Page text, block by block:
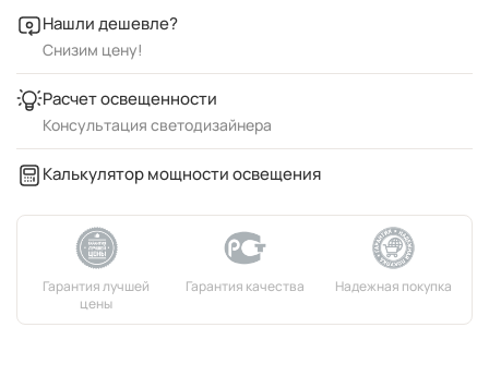
Нашли дешевле?
Снизим цену!
Расчет освещенности
Консультация светодизайнера
Калькулятор мощности освещения